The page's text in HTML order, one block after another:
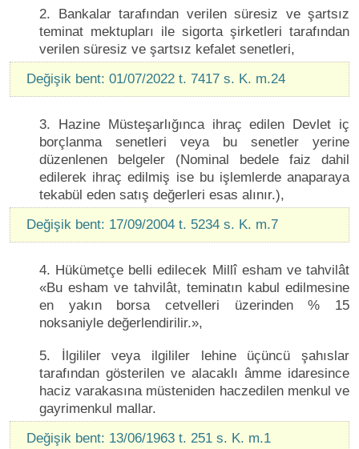
2. Bankalar tarafından verilen süresiz ve şartsız
teminat mektupları ile sigorta şirketleri tarafından
verilen süresiz ve şartsız kefalet senetleri,
Değişik bent: 01/07/2022 t. 7417 s. K. m.24
3. Hazine Müsteşarlığınca ihraç edilen Devlet iç
borçlanma senetleri veya bu senetler yerine
düzenlenen belgeler (Nominal bedele faiz dahil
edilerek ihraç edilmiş ise bu işlemlerde anaparaya
tekabül eden satış değerleri esas alınır.),
Değişik bent: 17/09/2004 t. 5234 s. K. m.7
4. Hükümetçe belli edilecek Millî esham ve tahvilât
«Bu esham ve tahvilât, teminatın kabul edilmesine
en yakın borsa cetvelleri üzerinden % 15
noksaniyle değerlendirilir.»,
5. İlgililer veya ilgililer lehine üçüncü şahıslar
tarafından gösterilen ve alacaklı âmme idaresince
haciz varakasına müsteniden haczedilen menkul ve
gayrimenkul mallar.
Değişik bent: 13/06/1963 t. 251 s. K. m.1